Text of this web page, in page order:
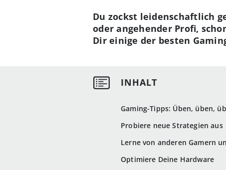
Gaming-Tipps: Üben, üben,
Probiere neue Strategien aus
Lerne von anderen Gamern
Optimiere Deine Hardware
Du zockst leidenschaftlich
oder angehender Profi,
Dir einige der besten